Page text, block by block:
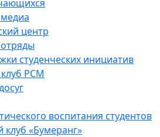
центр
студенческих инициатив
РСМ
воспитания студентов
клуб «Бумеранг»